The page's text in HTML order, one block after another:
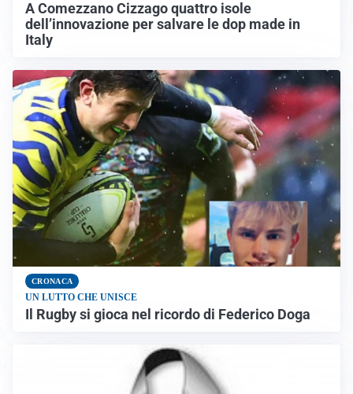
A Comezzano Cizzago quattro isole
dell’innovazione per salvare le dop made in
Italy
CRONACA
UN LUTTO CHE UNISCE
Il Rugby si gioca nel ricordo di Federico Doga